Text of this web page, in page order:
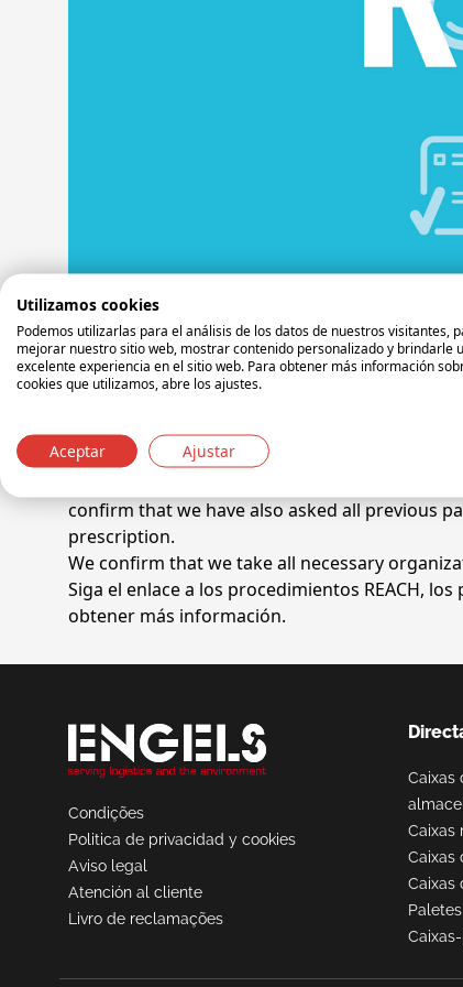
Nuestros productores siguen las directrices de
"Our company is “downstream user”
Our duties are set down in title IV, article 31 -
know these duties and we also confirm that
As the use and exposition categories of our
materials.
Only the manufacturers and importers of
confirm that we have also asked all previous
prescription.
We confirm that we take all necessary
Siga el enlace a los procedimientos REACH, los
obtener más información.
Condições
Politica de privacidad y cookies
Aviso legal
Atención al cliente
Livro de reclamações
Caixas
Caixas
Caixas
Caixas
Utilizamos cookies
Podemos utilizarlas para el análisis de los datos de nuestros visitantes,
mejorar nuestro sitio web, mostrar contenido personalizado y brindarle
excelente experiencia en el sitio web. Para obtener más información
cookies que utilizamos, abre los ajustes.
Aceptar Ajustar